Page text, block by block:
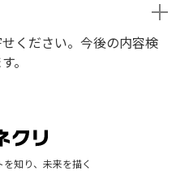
ください。今後の内容検
。
知り、未来を描く